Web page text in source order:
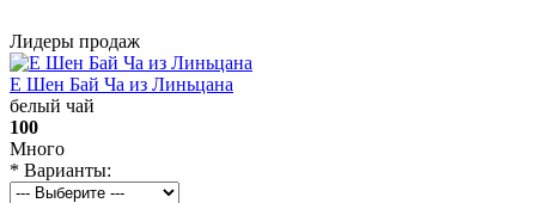
Лидеры продаж
Е Шен Бай Ча из Линьцана
белый чай
100
Много
* Варианты: